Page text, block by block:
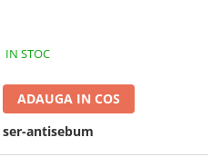
IN STOC
ADAUGA IN COS
ser-antisebum